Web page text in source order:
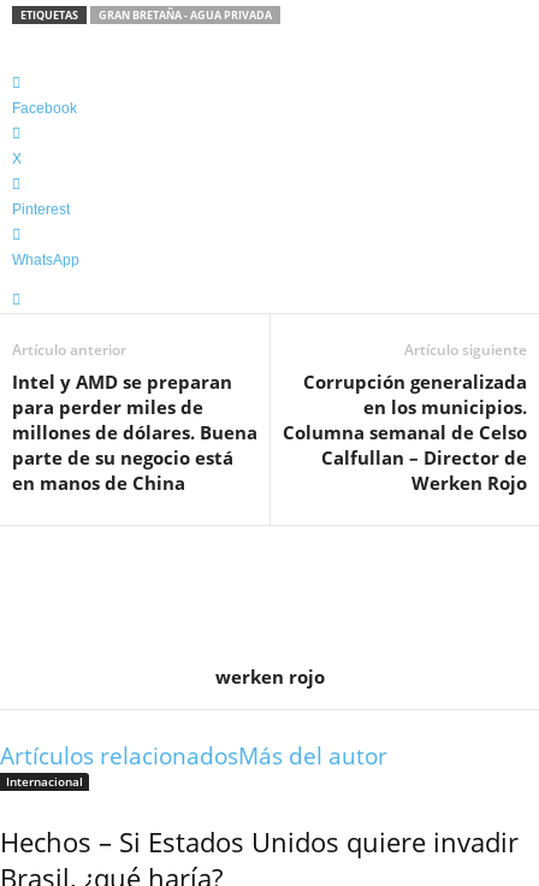
ETIQUETAS GRAN BRETAÑA - AGUA PRIVADA
Facebook
X
Pinterest
WhatsApp
Artículo anterior
Intel y AMD se preparan
para perder miles de
millones de dólares. Buena
parte de su negocio está
en manos de China
Artículo siguiente
Corrupción generalizada
en los municipios.
Columna semanal de Celso
Calfullan – Director de
Werken Rojo
werken rojo
Artículos relacionadosMás del autor
Internacional
Hechos – Si Estados Unidos quiere invadir
Brasil, ¿qué haría?